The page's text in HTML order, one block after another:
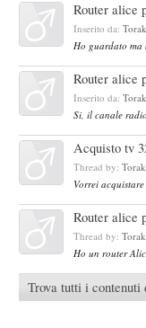
Router alice
Inserito da:
Ho guardato ma
Router alice
Inserito da:
Si, il canale
Acquisto tv
Thread by:
Vorrei
Router alice
Thread by:
Ho un router
Trova tutti i